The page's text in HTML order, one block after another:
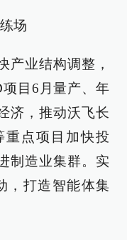
场
产业结构调整，
目6月量产、年
济，推动沃飞长
重点项目加快投
制造业集群。实
，打造智能体集